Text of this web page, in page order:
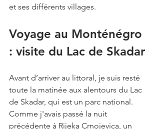
et ses différents villages.
Voyage au Monténégro
: visite du Lac de Skadar
Avant d’arriver au littoral, je suis resté
toute la matinée aux alentours du Lac
de Skadar, qui est un parc national.
Comme j'avais passé la nuit
précédente à Rijeka Crnojevica, un